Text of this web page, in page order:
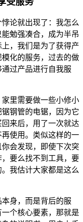
论就出现了：我怎么
勉强凑合，成为半吊
，我们是为了获得产
化的服务，过去的做
过产品进行自我服
里需要做一些小修小
钢管的电锯，因为它
来后，用了一次就达
使用。类似这样的一
会发现，即使下次突
要么找不到工具，要
我估计大家都是这么
身，而是背后的服
个核心要素，那就是